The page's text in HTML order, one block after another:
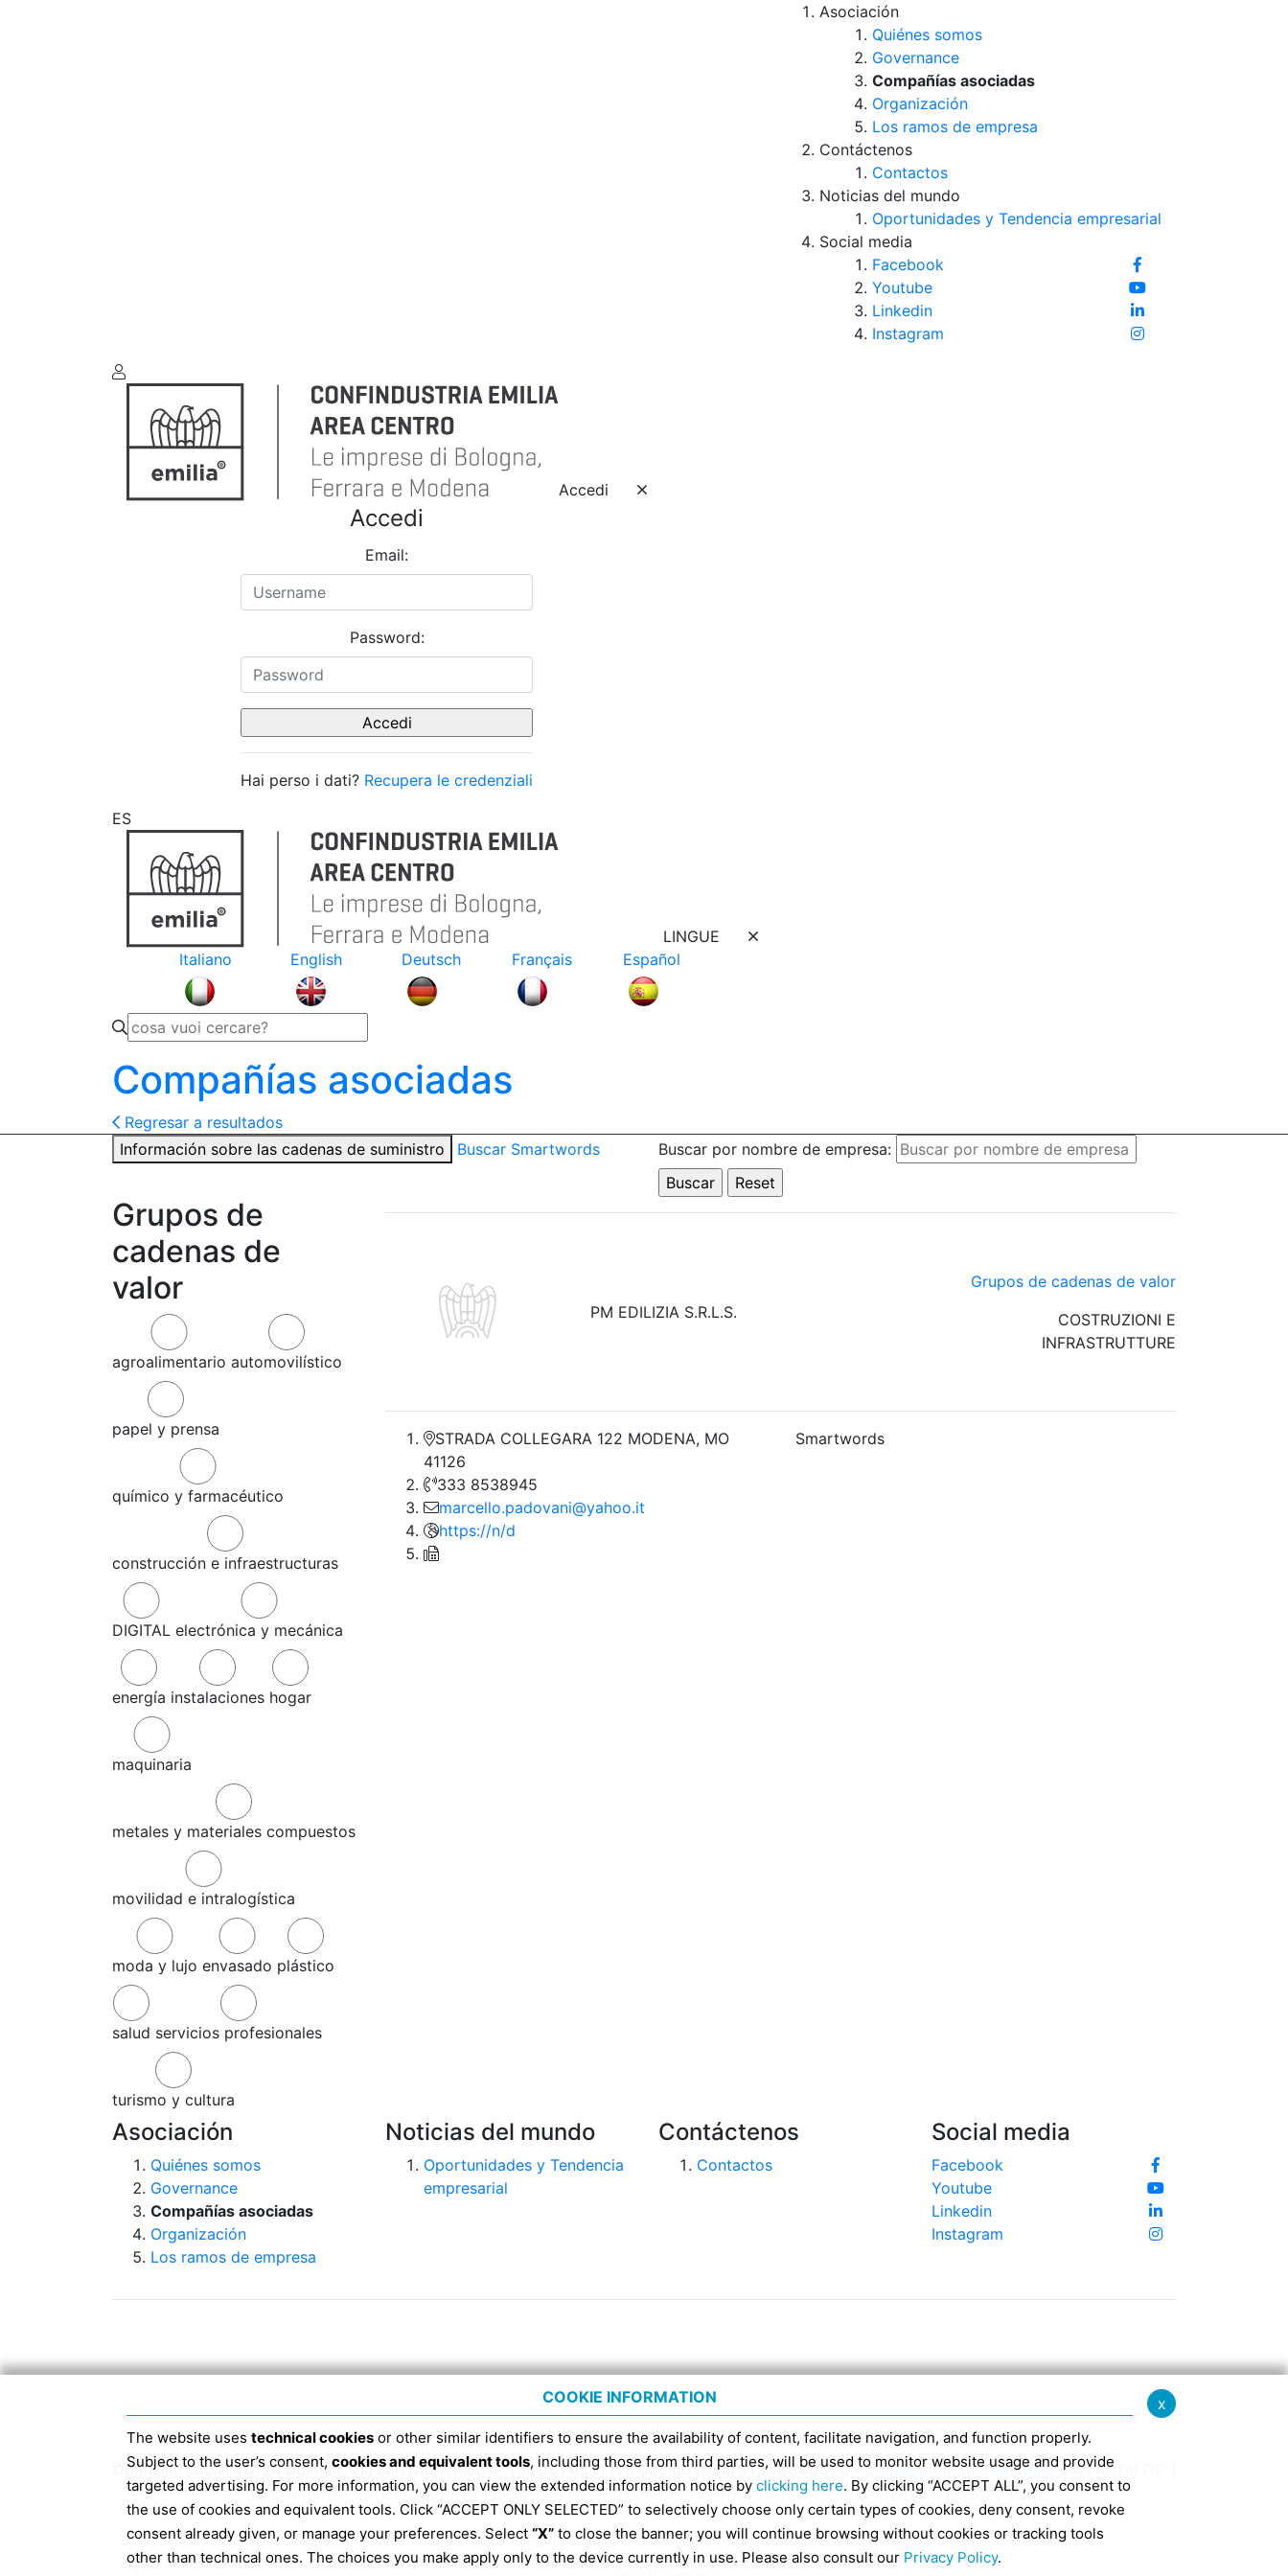
Asociación
Quiénes somos
Governance
Compañías asociadas
Organización
Los ramos de empresa
Contáctenos
Contactos
Noticias del mundo
Oportunidades y Tendencia empresarial
Social media
Facebook
Youtube
Linkedin
Instagram
Accedi
Accedi
Email:
Password:
Hai perso i dati? Recupera le credenziali
ES
LINGUE
Italiano
English Deutsch Français Español
Compañías asociadas
Regresar a resultados
Información sobre las cadenas de suministro
Buscar Smartwords Buscar por nombre de empresa:
Grupos de
cadenas de
valor
agroalimentario automovilístico
papel y prensa
químico y farmacéutico
construcción e infraestructuras
DIGITAL electrónica y mecánica
energía instalaciones hogar
maquinaria
metales y materiales compuestos
movilidad e intralogística
moda y lujo envasado plástico
salud servicios profesionales
turismo y cultura
PM EDILIZIA S.R.L.S.
Grupos de cadenas de valor
COSTRUZIONI E
INFRASTRUTTURE
STRADA COLLEGARA 122 MODENA, MO
41126
333 8538945
marcello.padovani@yahoo.it
https://n/d
Smartwords
Asociación
Quiénes somos
Governance
Compañías asociadas
Organización
Los ramos de empresa
Noticias del mundo
Oportunidades y Tendencia
empresarial
Contáctenos
Contactos
Social media
Facebook
Youtube
Linkedin
Instagram
Domicilio social 40124 Bolonia, Via San Domenico 4, Tel. 051 6317111, Código fiscal 91398840370 -info@confindustriaemilia.it A PARTIR DE 1
DE ENERO DE 2019 EL CÓDIGO RECEPTOR DE FACTURAS ELECTRÓNICAS ES EXCLUSIVAMENTE: M5UXCR1
Información según la Ley 124/2017 art. 1 párrafos 125 y 127
x
COOKIE INFORMATION
The website uses technical cookies or other similar identifiers to ensure the availability of content, facilitate navigation, and function properly.
Subject to the user’s consent, cookies and equivalent tools, including those from third parties, will be used to monitor website usage and provide
targeted advertising. For more information, you can view the extended information notice by clicking here. By clicking “ACCEPT ALL”, you consent to
the use of cookies and equivalent tools. Click “ACCEPT ONLY SELECTED” to selectively choose only certain types of cookies, deny consent, revoke
consent already given, or manage your preferences. Select “X” to close the banner; you will continue browsing without cookies or tracking tools
other than technical ones. The choices you make apply only to the device currently in use. Please also consult our Privacy Policy.